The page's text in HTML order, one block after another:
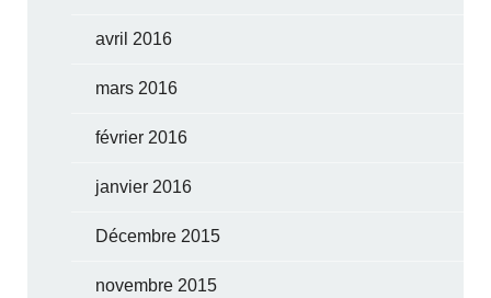
avril 2016
mars 2016
février 2016
janvier 2016
Décembre 2015
novembre 2015